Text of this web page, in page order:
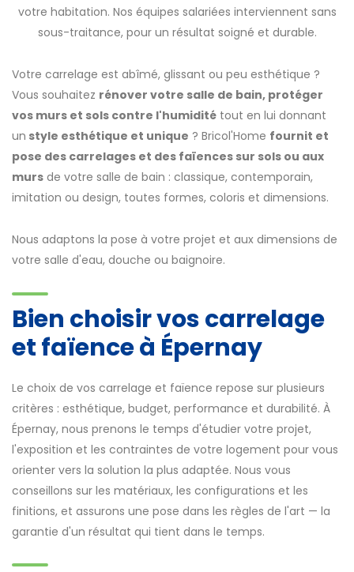
votre habitation. Nos équipes salariées interviennent sans
sous-traitance, pour un résultat soigné et durable.
Votre carrelage est abîmé, glissant ou peu esthétique ?
Vous souhaitez rénover votre salle de bain, protéger
vos murs et sols contre l'humidité tout en lui donnant
un style esthétique et unique ? Bricol'Home fournit et
pose des carrelages et des faïences sur sols ou aux
murs de votre salle de bain : classique, contemporain,
imitation ou design, toutes formes, coloris et dimensions.
Nous adaptons la pose à votre projet et aux dimensions de
votre salle d'eau, douche ou baignoire.
Bien choisir vos carrelage
et faïence à Épernay
Le choix de vos carrelage et faïence repose sur plusieurs
critères : esthétique, budget, performance et durabilité. À
Épernay, nous prenons le temps d'étudier votre projet,
l'exposition et les contraintes de votre logement pour vous
orienter vers la solution la plus adaptée. Nous vous
conseillons sur les matériaux, les configurations et les
finitions, et assurons une pose dans les règles de l'art — la
garantie d'un résultat qui tient dans le temps.